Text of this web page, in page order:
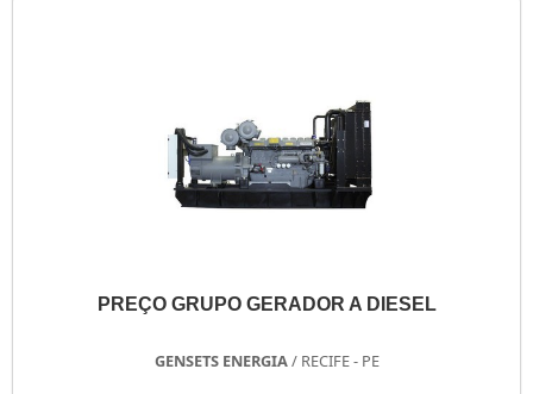
PREÇO GRUPO GERADOR A DIESEL
GENSETS ENERGIA/ RECIFE - PE